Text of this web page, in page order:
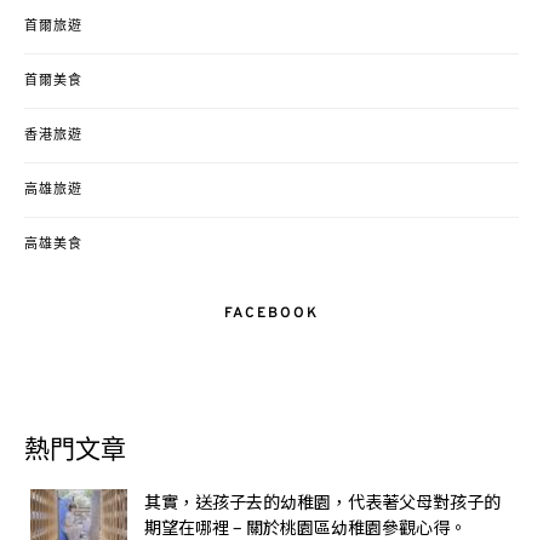
首爾旅遊
首爾美食
香港旅遊
高雄旅遊
高雄美食
FACEBOOK
熱門文章
其實，送孩子去的幼稚園，代表著父母對孩子的
期望在哪裡 – 關於桃園區幼稚園參觀心得。